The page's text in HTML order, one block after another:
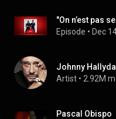
Episode • Dec
Johnny
Artist • 2.92M
Pascal Obispo